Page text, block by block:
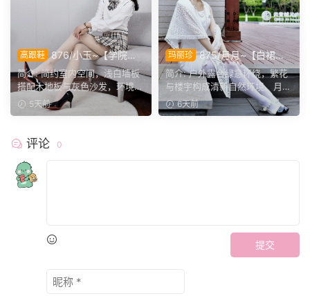
高跟鞋 876/小玉~【学院闲
叙】室间学院格调，抬脚轻卸
鞋履，尽显少女灵动姿态。
简介: 简约室内空间，浅白墙板
搭配木地板与灰色沙发，环境干
净素雅。小玉身着学院...
5天前
玛丽珍 875/月月~【白裙初
夏】露台白裙遇春风，足间雅
致，书写温柔午后光景。
简介: 户外露台绿意环绕，繁花
与楼宇构成清新自然环境。月月
身着白色修身连衣裙，...
6天前
评论 0
提交